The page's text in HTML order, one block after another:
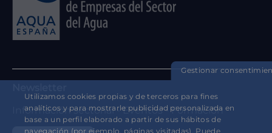
Información sectorial - Eventos - Formación
Gestionar
Utilizamos cookies propias y de terceros para fines
analíticos y para mostrarle publicidad personalizada en
base a un perfil elaborado a partir de sus hábitos de
navegación (por ejemplo, páginas visitadas). Puede